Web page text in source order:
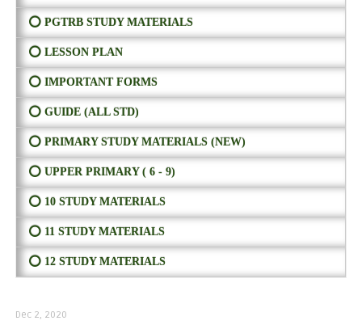
⭕ PGTRB STUDY MATERIALS
⭕ LESSON PLAN
⭕ IMPORTANT FORMS
⭕ GUIDE (ALL STD)
⭕ PRIMARY STUDY MATERIALS (NEW)
⭕ UPPER PRIMARY ( 6 - 9)
⭕ 10 STUDY MATERIALS
⭕ 11 STUDY MATERIALS
⭕ 12 STUDY MATERIALS
Dec 2, 2020